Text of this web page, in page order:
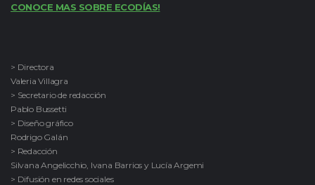
CONOCE MAS SOBRE ECODÍAS!
> Directora
Valeria Villagra
> Secretario de redacción
Pablo Bussetti
> Diseño gráfico
Rodrigo Galán
> Redacción
Silvana Angelicchio, Ivana Barrios y Lucía Argemi
> Difusión en redes sociales